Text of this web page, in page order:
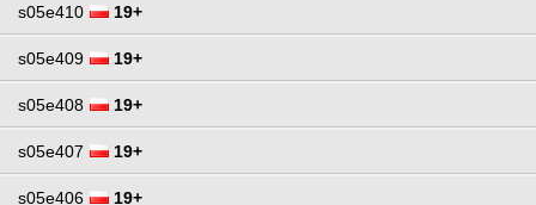
s05e410 19+
s05e409 19+
s05e408 19+
s05e407 19+
s05e406 19+